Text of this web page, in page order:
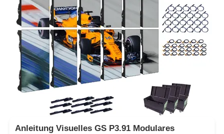
Anleitung Visuelles GS P3.91 Modulares